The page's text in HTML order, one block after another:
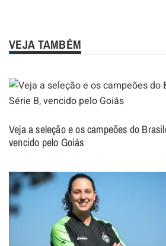
VEJA TAMBÉM
Veja a seleção e os campeões do
vencido pelo Goiás